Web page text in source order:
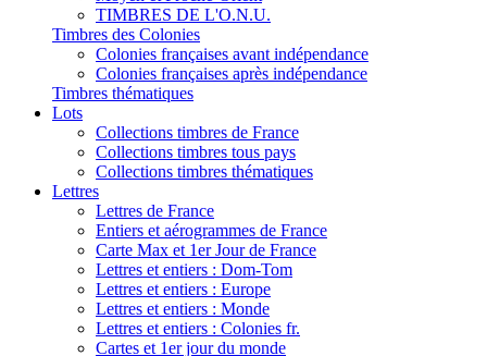
TIMBRES DE L'O.N.U.
Timbres des Colonies
Colonies françaises avant indépendance
Colonies françaises après indépendance
Timbres thématiques
Lots
Collections timbres de France
Collections timbres tous pays
Collections timbres thématiques
Lettres
Lettres de France
Entiers et aérogrammes de France
Carte Max et 1er Jour de France
Lettres et entiers : Dom-Tom
Lettres et entiers : Europe
Lettres et entiers : Monde
Lettres et entiers : Colonies fr.
Cartes et 1er jour du monde